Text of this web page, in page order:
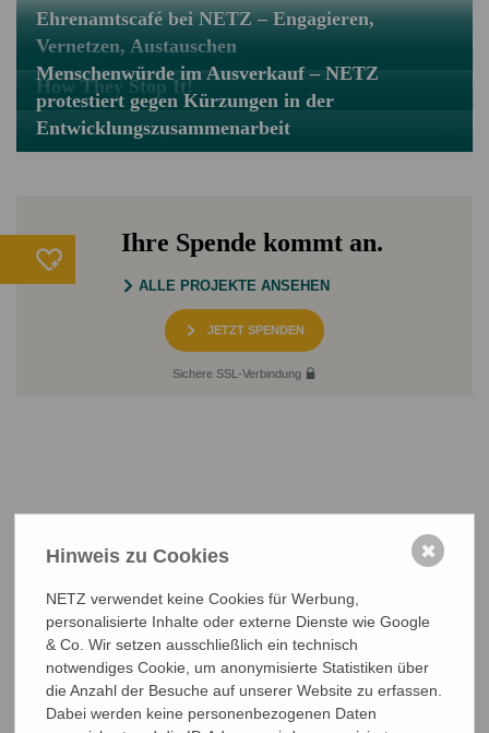
Ehrenamtscafé bei NETZ – Engagieren,
Vernetzen, Austauschen
How They Stop It!
Menschenwürde im Ausverkauf – NETZ
protestiert gegen Kürzungen in der
Entwicklungszusammenarbeit
Ihre Spende kommt an.
ALLE PROJEKTE ANSEHEN
JETZT SPENDEN
Sichere SSL-Verbindung
NETZ Partnerschaft für Entwicklung und Gerechtigkeit e.V.
35390 Gießen
Germany
Telefon 0641 - 26 555 600
netz@bangladesch.org
Hinweis zu Cookies
NETZ verwendet keine Cookies für Werbung,
personalisierte Inhalte oder externe Dienste wie Google
& Co. Wir setzen ausschließlich ein technisch
notwendiges Cookie, um anonymisierte Statistiken über
die Anzahl der Besuche auf unserer Website zu erfassen.
Dabei werden keine personenbezogenen Daten
✖